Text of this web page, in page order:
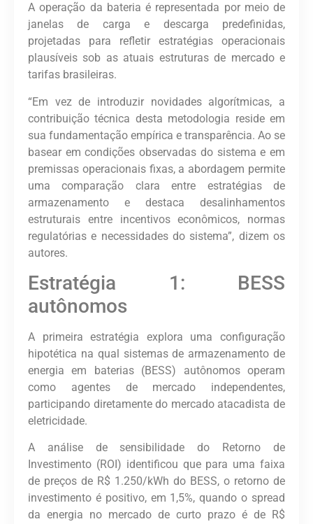
A operação da bateria é representada por meio de
janelas de carga e descarga predefinidas,
projetadas para refletir estratégias operacionais
plausíveis sob as atuais estruturas de mercado e
tarifas brasileiras.
“Em vez de introduzir novidades algorítmicas, a
contribuição técnica desta metodologia reside em
sua fundamentação empírica e transparência. Ao se
basear em condições observadas do sistema e em
premissas operacionais fixas, a abordagem permite
uma comparação clara entre estratégias de
armazenamento e destaca desalinhamentos
estruturais entre incentivos econômicos, normas
regulatórias e necessidades do sistema”, dizem os
autores.
Estratégia 1: BESS
autônomos
A primeira estratégia explora uma configuração
hipotética na qual sistemas de armazenamento de
energia em baterias (BESS) autônomos operam
como agentes de mercado independentes,
participando diretamente do mercado atacadista de
eletricidade.
A análise de sensibilidade do Retorno de
Investimento (ROI) identificou que para uma faixa
de preços de R$ 1.250/kWh do BESS, o retorno de
investimento é positivo, em 1,5%, quando o spread
da energia no mercado de curto prazo é de R$